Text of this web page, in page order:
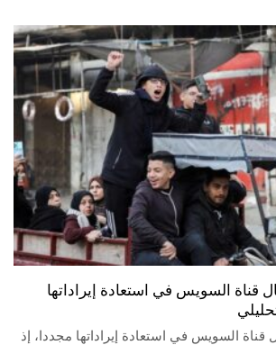
قناة السويس في استعادة إيراداتها
قناة السويس في استعادة إيراداتها مجددا، إذ